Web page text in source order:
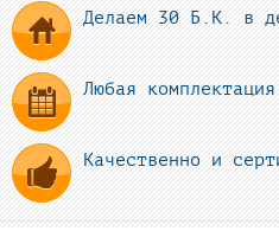
Делаем 30 Б.К. в
Любая
Качественно и